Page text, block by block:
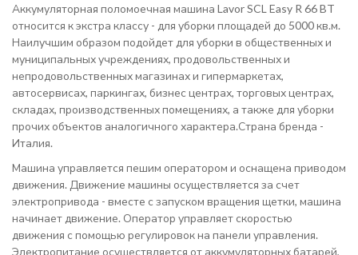
Аккумуляторная поломоечная машина Lavor SCL Easy R 66 BT
относится к экстра классу - для уборки площадей до 5000 кв.м.
Наилучшим образом подойдет для уборки в общественных и
муниципальных учреждениях, продовольственных и
непродовольственных магазинах и гипермаркетах,
автосервисах, паркингах, бизнес центрах, торговых центрах,
складах, производственных помещениях, а также для уборки
прочих объектов аналогичного характера.Страна бренда -
Италия.
Машина управляется пешим оператором и оснащена приводом
движения. Движение машины осуществляется за счет
электропривода - вместе с запуском вращения щетки, машина
начинает движение. Оператор управляет скоростью
движения с помощью регулировок на панели управления.
Электропитание осуществляется от аккумуляторных батарей,